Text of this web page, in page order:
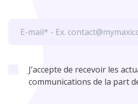
J’accepte de recevoir les
communications de la part